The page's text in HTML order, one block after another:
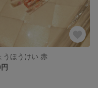
うほうけい 赤